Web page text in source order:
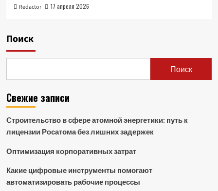
Redactor 17 апреля 2026
Поиск
Поиск
Свежие записи
Строительство в сфере атомной энергетики: путь к
лицензии Росатома без лишних задержек
Оптимизация корпоративных затрат
Какие цифровые инструменты помогают
автоматизировать рабочие процессы